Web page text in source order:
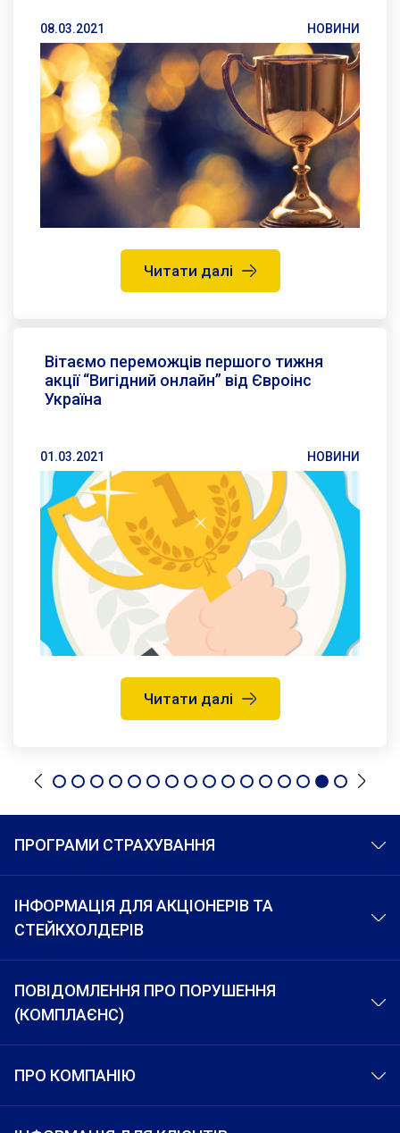
08.03.2021 НОВИНИ
Читати далі
Вітаємо переможців першого тижня
акції “Вигідний онлайн” від Євроінс
Україна
01.03.2021 НОВИНИ
Читати далі
ПРОГРАМИ СТРАХУВАННЯ
ІНФОРМАЦІЯ ДЛЯ АКЦІОНЕРІВ ТА
СТЕЙКХОЛДЕРІВ
ПОВІДОМЛЕННЯ ПРО ПОРУШЕННЯ
(КОМПЛАЄНС)
ПРО КОМПАНІЮ